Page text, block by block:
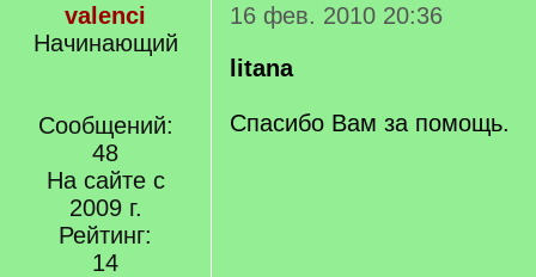
valenci
Начинающий
Сообщений:
48
На сайте с
2009 г.
Рейтинг:
14
16 фев. 2010 20:36
litana
Спасибо Вам за помощь.